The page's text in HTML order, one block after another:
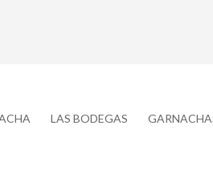
LAS BODEGAS